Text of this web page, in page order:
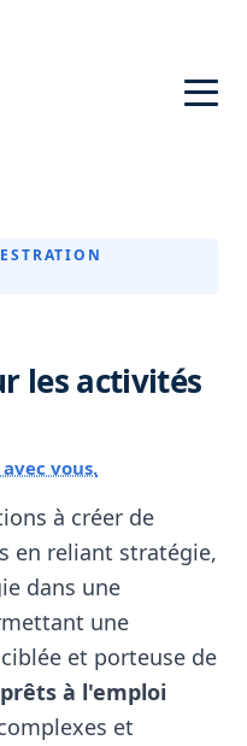
les activités
vous.
à créer de
en reliant stratégie,
dans une
une
et porteuse de
à l'emploi
et